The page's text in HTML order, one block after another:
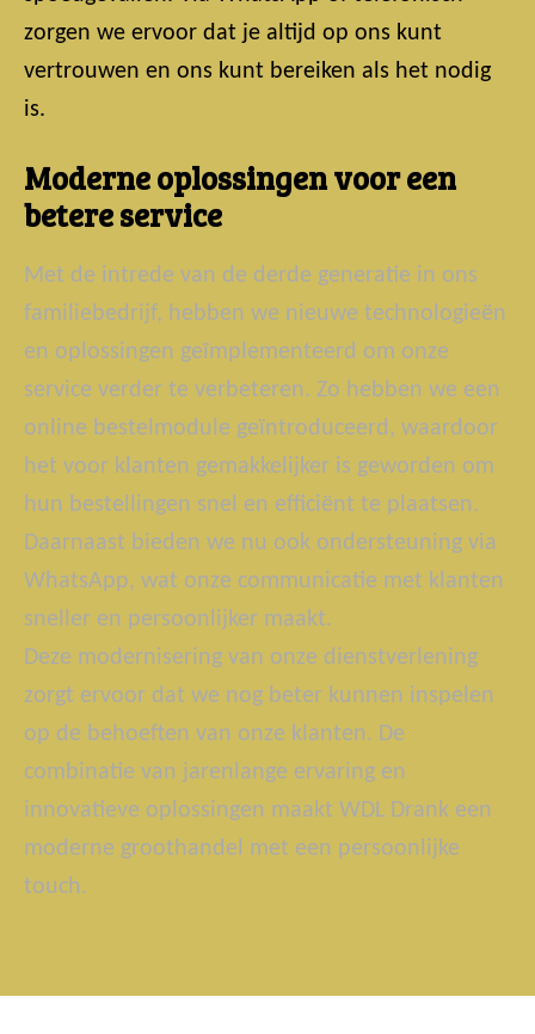
zorgen we ervoor dat je altijd op ons kunt
vertrouwen en ons kunt bereiken als het nodig
is.
Moderne oplossingen voor een
betere service
Met de intrede van de derde generatie in ons
familiebedrijf, hebben we nieuwe technologieën
en oplossingen geïmplementeerd om onze
service verder te verbeteren. Zo hebben we een
online bestelmodule geïntroduceerd, waardoor
het voor klanten gemakkelijker is geworden om
hun bestellingen snel en efficiënt te plaatsen.
Daarnaast bieden we nu ook ondersteuning via
WhatsApp, wat onze communicatie met klanten
sneller en persoonlijker maakt.
Deze modernisering van onze dienstverlening
zorgt ervoor dat we nog beter kunnen inspelen
op de behoeften van onze klanten. De
combinatie van jarenlange ervaring en
innovatieve oplossingen maakt WDL Drank een
moderne groothandel met een persoonlijke
touch.